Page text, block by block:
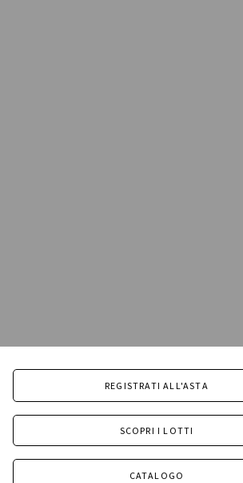
REGISTRATI ALL'ASTA
SCOPRI I LOTTI
CATALOGO